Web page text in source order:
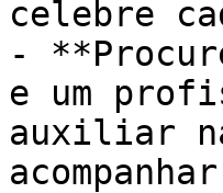
celebre
-
e um
auxiliar